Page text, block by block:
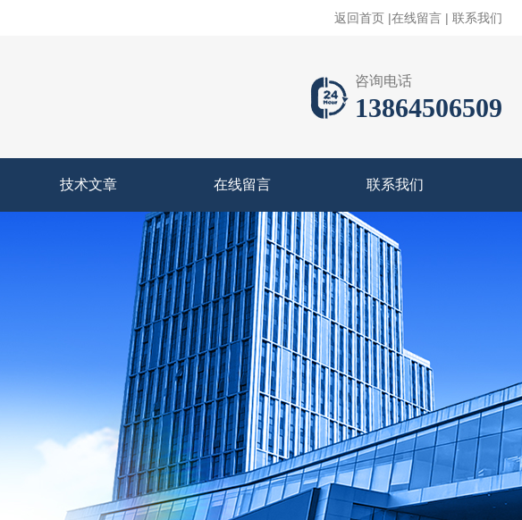
返回首页 |在线留言 | 联系我们
咨询电话
13864506509
技术文章 在线留言 联系我们